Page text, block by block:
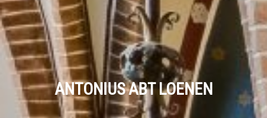
ANTONIUS ABT LOENEN